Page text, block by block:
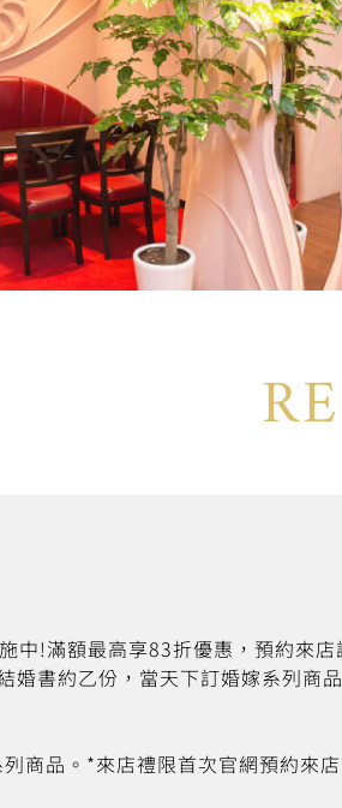
中!滿額最高享83折優惠，預約來店
婚書約乙份，當天下訂婚嫁系列商品
商品。*來店禮限首次官網預約來